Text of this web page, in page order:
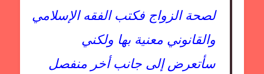
لصحة الزواج فكتب الفقه الإسلامي
والقانوني معنية بها ولكني
سأتعرض إلى جانب أخر منفصل